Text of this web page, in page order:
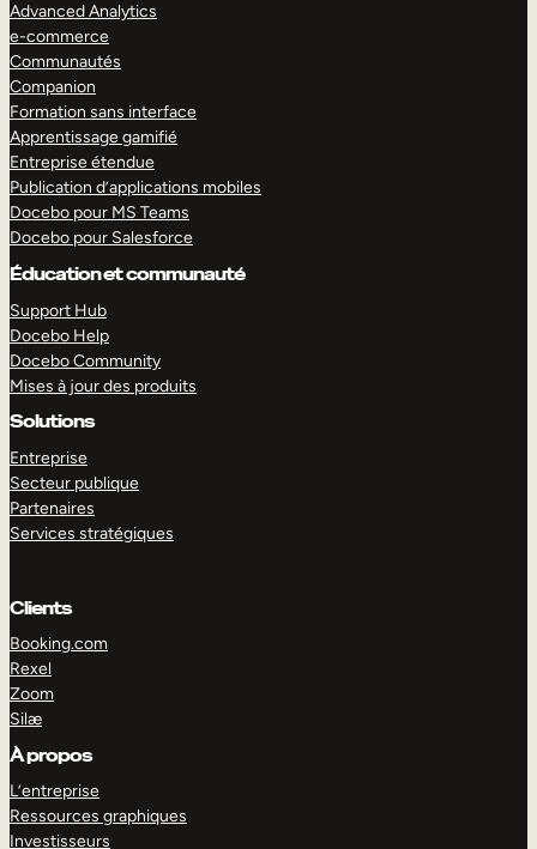
Advanced Analytics
e-commerce
Communautés
Companion
Formation sans interface
Apprentissage gamifié
Entreprise étendue
Publication d’applications mobiles
Docebo pour MS Teams
Docebo pour Salesforce
Éducation et communauté
Support Hub
Docebo Help
Docebo Community
Mises à jour des produits
Solutions
Entreprise
Secteur publique
Partenaires
Services stratégiques
Clients
Booking.com
Rexel
Zoom
Silæ
À propos
L’entreprise
Ressources graphiques
Investisseurs